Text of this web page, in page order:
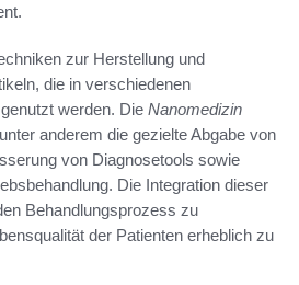
zur Herstellung und
die in verschiedenen
werden. Die Nanomedizin
anderem die gezielte Abgabe von
von Diagnosetools sowie
Die Integration dieser
Behandlungsprozess zu
der Patienten erheblich zu